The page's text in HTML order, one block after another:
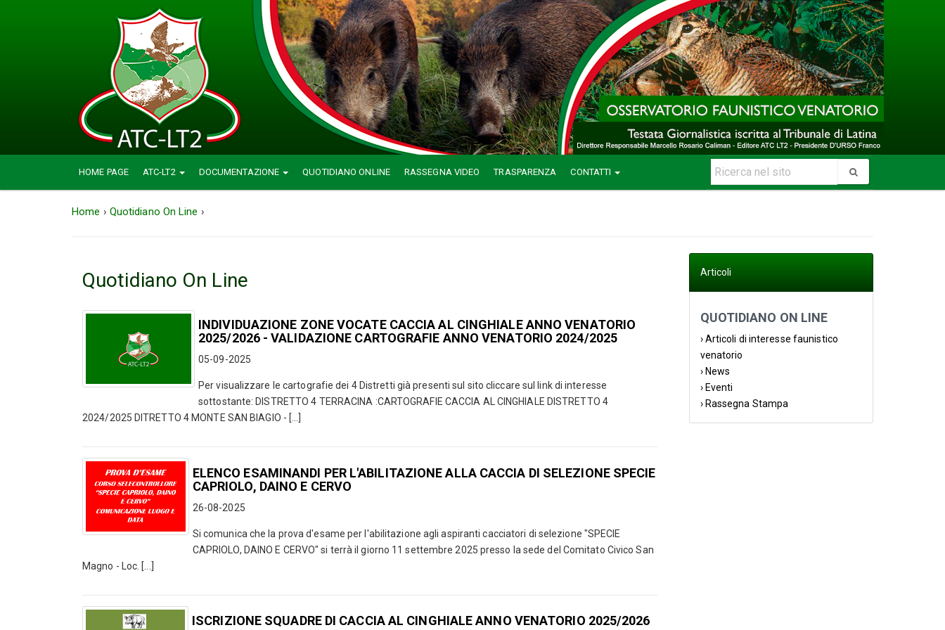
HOME PAGE ATC-LT2 DOCUMENTAZIONE QUOTIDIANO ONLINE RASSEGNA VIDEO TRASPARENZA CONTATTI
Home › Quotidiano On Line ›
Quotidiano On Line
INDIVIDUAZIONE ZONE VOCATE CACCIA AL CINGHIALE ANNO VENATORIO
2025/2026 - VALIDAZIONE CARTOGRAFIE ANNO VENATORIO 2024/2025
05-09-2025
Per visualizzare le cartografie dei 4 Distretti già presenti sul sito cliccare sul link di interesse
sottostante: DISTRETTO 4 TERRACINA :CARTOGRAFIE CACCIA AL CINGHIALE DISTRETTO 4
2024/2025 DITRETTO 4 MONTE SAN BIAGIO - [...]
ELENCO ESAMINANDI PER L'ABILITAZIONE ALLA CACCIA DI SELEZIONE SPECIE
CAPRIOLO, DAINO E CERVO
26-08-2025
Si comunica che la prova d'esame per l'abilitazione agli aspiranti cacciatori di selezione "SPECIE
CAPRIOLO, DAINO E CERVO" si terrà il giorno 11 settembre 2025 presso la sede del Comitato Civico San
Magno - Loc. [...]
ISCRIZIONE SQUADRE DI CACCIA AL CINGHIALE ANNO VENATORIO 2025/2026
Articoli
QUOTIDIANO ON LINE
› Articoli di interesse faunistico
venatorio
› News
› Eventi
› Rassegna Stampa